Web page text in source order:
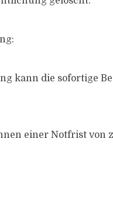
kann die sofortige
einer Notfrist von